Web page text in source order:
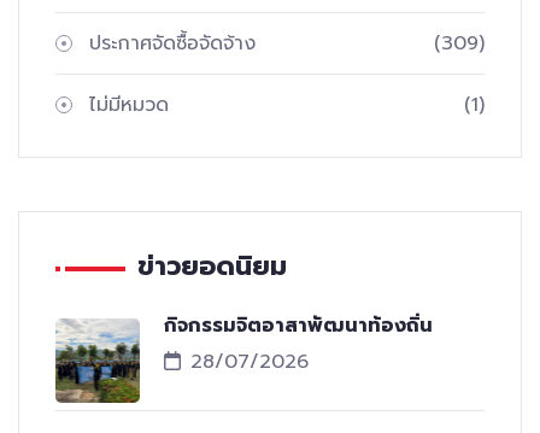
ประกาศจัดซื้อจัดจ้าง (309)
ไม่มีหมวด (1)
ข่าวยอดนิยม
กิจกรรมจิตอาสาพัฒนาท้องถิ่น
28/07/2026